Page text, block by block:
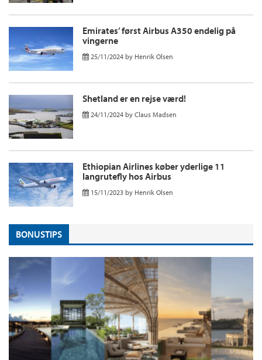
Emirates’ først Airbus A350 endelig på
vingerne
25/11/2024 by Henrik Olsen
Shetland er en rejse værd!
24/11/2024 by Claus Madsen
Ethiopian Airlines køber yderlige 11
langrutefly hos Airbus
15/11/2023 by Henrik Olsen
BONUSTIPS